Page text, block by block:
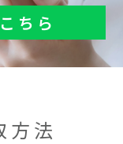
ちら
方法